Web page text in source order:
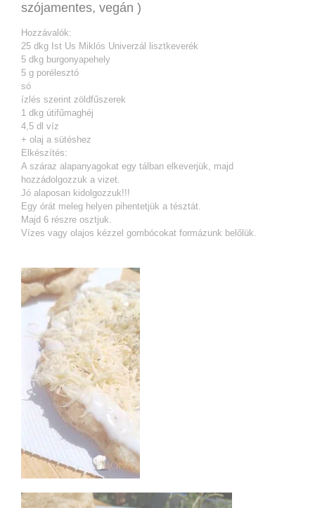
szójamentes, vegán )
Hozzávalók:
25 dkg Ist Us Miklós Univerzál lisztkeverék
5 dkg burgonyapehely
5 g porélesztó
só
ízlés szerint zöldfűszerek
1 dkg útifűmaghéj
4,5 dl víz
+ olaj a sütéshez
Elkészítés:
A száraz alapanyagokat egy tálban elkeverjük, majd
hozzádolgozzuk a vizet.
Jó alaposan kidolgozzuk!!!
Egy órát meleg helyen pihentetjük a tésztát.
Majd 6 részre osztjuk.
Vízes vagy olajos kézzel gombócokat formázunk belőlük.